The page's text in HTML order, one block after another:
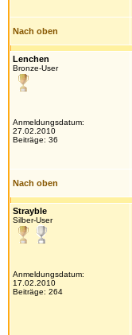
Nach oben
Lenchen
Bronze-User
Anmeldungsdatum:
27.02.2010
Beiträge: 36
Nach oben
Strayble
Silber-User
Anmeldungsdatum:
17.02.2010
Beiträge: 264